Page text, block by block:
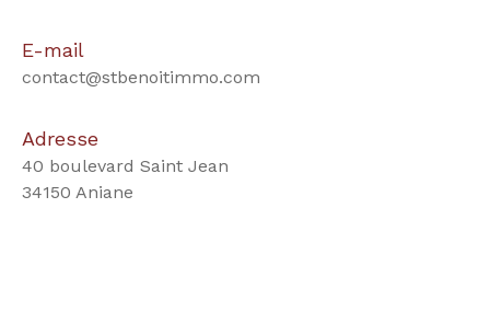
E-mail
contact@stbenoitimmo.com
Adresse
40 boulevard Saint Jean
34150 Aniane